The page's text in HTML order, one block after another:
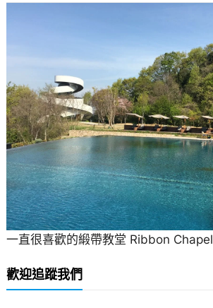
一直很喜歡的緞帶教堂 Ribbon Chapel
歡迎追蹤我們